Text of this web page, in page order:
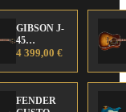
GIBSON J-
45
Anniversary
Edition
4 399,00 €
FENDER